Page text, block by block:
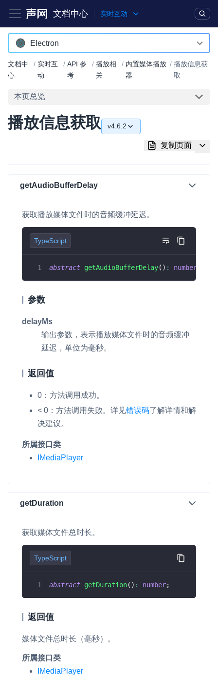
文档中心 实时互动
产品 解决方案
实时互动基础能力
对话式 AI 引擎
音对话
实时消息
解决方案
即时通讯 IM
一整套高可靠、低时延、高并发、安全、全球化的即时聊天云服
CDN 直播方案
媒体流加速
为智能硬件提供优质的媒体流传输，实现人与人、人与物、物与
物的实时互动连接
快速实现实时的语音转写功能
互动白板
微呼叫 NEW
集中展示声网主要产品及服务的综合服务质量及可用性信息
对实时音频和视频画面进行风险识别，并联动回调和业务处置流
一站式实时互动模块的选型、购买、账号打通
拓展 SDK 能力，打造更具个性化的音视频互动效果
媒体服务
Electron
Android
macOS
Web
Electron
Unity
Unreal (C++)
React
文档中
心
/ 实时互
动
/ API 参
考
/ 播放相
关
/ 内置媒体播放
器
/ 播放信息获
取
本页总览
播放信息获取 v4.6.2
v4.2.3
复制页面
getAudioBufferDelay
获取播放媒体文件时的音频缓冲延迟。
TypeScript
abstract getAudioBufferDelay( ) : number
参数
delayMs
输出参数，表示播放媒体文件时的音频缓冲
延迟，单位为毫秒。
返回值
0：方法调用成功。
< 0：方法调用失败。详见错误码了解详情和解
决建议。
所属接口类
IMediaPlayer
getDuration
获取媒体文件总时长。
TypeScript
abstract getDuration( ) : number;
返回值
媒体文件总时长（毫秒）。
所属接口类
IMediaPlayer